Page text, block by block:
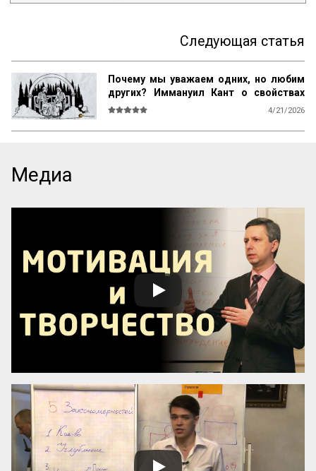
Следующая статья
Почему мы уважаем одних, но любим
других? Иммануил Кант о свойствах
возвышенного и прекрасного
4/21/2026
добродетель бургомистра. Правдивость
и честность просты и благородны, шутка
и угодливая лесть тонки и красивы.
Учтивость украшение добродетели.
Бескорыстное служебное рвение
благородно, утонченность и вежливость
прекрасны. Возвышенные свойства
внушают уважение, прекрасные любовь.
Люди, чувство которых обращено
преимущественно на прекрасное, ищут
себе честных, вер...
Медиа